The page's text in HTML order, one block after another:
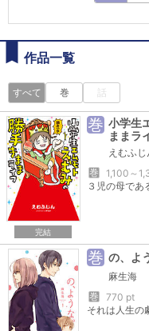
作品一覧
すべて 巻 話
完結
巻 小学生
ままラ
えむふじ
巻
1,100～
巻 の、よ
麻生海
巻
770 pt